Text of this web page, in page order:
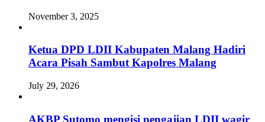
November 3, 2025
Ketua DPD LDII Kabupaten Malang Hadiri
Acara Pisah Sambut Kapolres Malang
July 29, 2026
AKBP Sutomo mengisi pengajian LDII wagir